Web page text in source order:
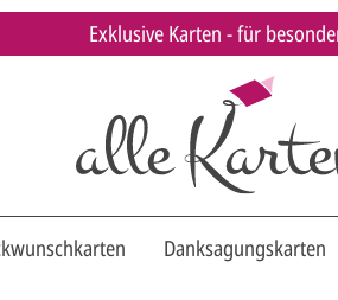
Exklusive Karten - für
Danksagungskarten